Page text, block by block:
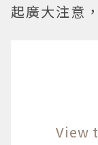
起廣大注意
View